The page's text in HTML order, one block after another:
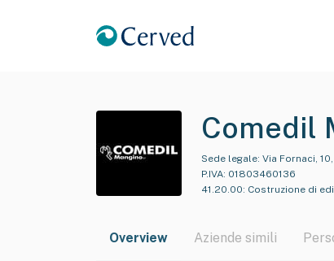
Comedil
Sede legale: Via Fornaci,
P.IVA: 01803460136
41.20.00: Costruzione di
Overview Aziende simili